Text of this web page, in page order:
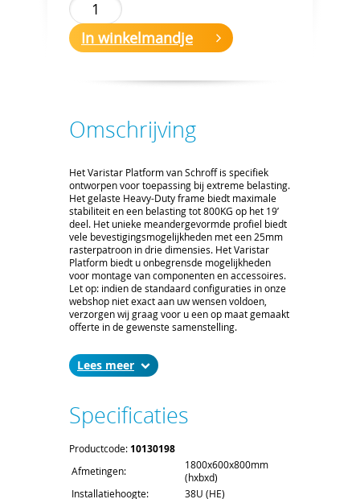
In winkelmandje
Omschrijving
Het Varistar Platform van Schroff is specifiek
ontworpen voor toepassing bij extreme belasting.
Het gelaste Heavy-Duty frame biedt maximale
stabiliteit en een belasting tot 800KG op het 19’
deel. Het unieke meandergevormde profiel biedt
vele bevestigingsmogelijkheden met een 25mm
rasterpatroon in drie dimensies. Het Varistar
Platform biedt u onbegrensde mogelijkheden
voor montage van componenten en accessoires.
Let op: indien de standaard configuraties in onze
webshop niet exact aan uw wensen voldoen,
verzorgen wij graag voor u een op maat gemaakt
offerte in de gewenste samenstelling.
Dit MIL cabinet is uitermate geschikt voor
extreme mobiele situaties, heeft een IP55
4 staalkabel schokdempers aan de
onderzijde en 2 staalkabel schokdempers
Getest op MIL-STD-901D;
EMC afscherming tegen hoogfrequentie
interferentie;
Het cabinet heeft een dynamisch
Lees
Specificaties
Productcode:10130198
Afmetingen:
1800x600x800mm
(hxbxd)
Installatiehoogte:
38U (HE)